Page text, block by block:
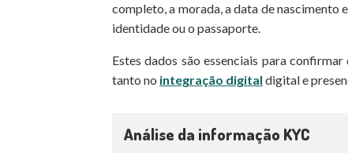
completo, a morada, a data de
identidade ou o passaporte.
Estes dados são essenciais para
tanto no integração digital digital e
Análise da informação KYC